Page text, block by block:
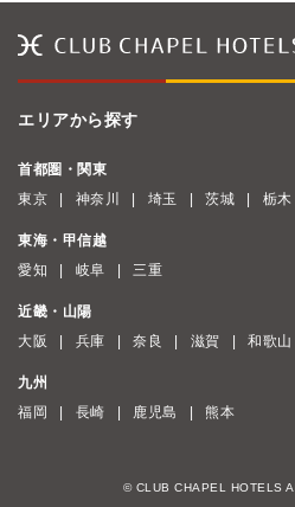
エリアから探す
首都圏・関東
東京
神奈川 埼玉 茨城 栃木
東海・甲信越
愛知
岐阜 三重
近畿・山陽
大阪
兵庫 奈良 滋賀 和歌山
九州
福岡
長崎 鹿児島 熊本
© CLUB CHAPEL HOTELS